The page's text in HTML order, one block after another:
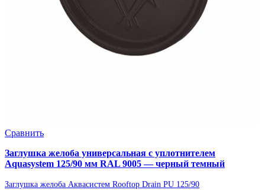
Сравнить
Заглушка желоба универсальная с уплотнителем
Aquasystem 125/90 мм RAL 9005 — черный темный
Заглушка желоба Аквасистем Rooftop Drain PU 125/90